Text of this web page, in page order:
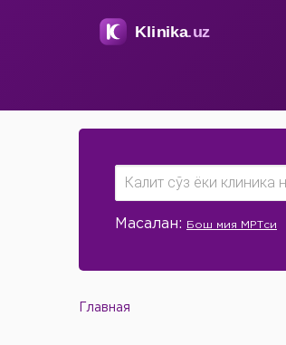
Масалан: Бош мия МРТси
Главная